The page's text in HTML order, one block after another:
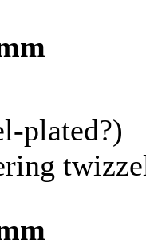
plated?)